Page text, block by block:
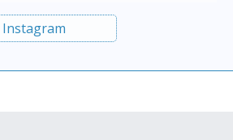
Instagram